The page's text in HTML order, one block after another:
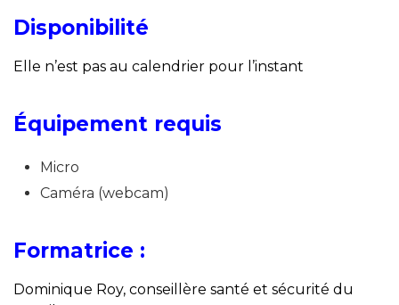
Disponibilité
Elle n’est pas au calendrier pour l’instant
Équipement requis
Micro
Caméra (webcam)
Formatrice :
Dominique Roy, conseillère santé et sécurité du